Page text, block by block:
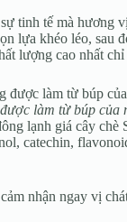
tinh tế mà
khéo léo, sau
lượng cao nhất
làm từ búp
lạnh giá cây
catechin,
nhận ngay vị